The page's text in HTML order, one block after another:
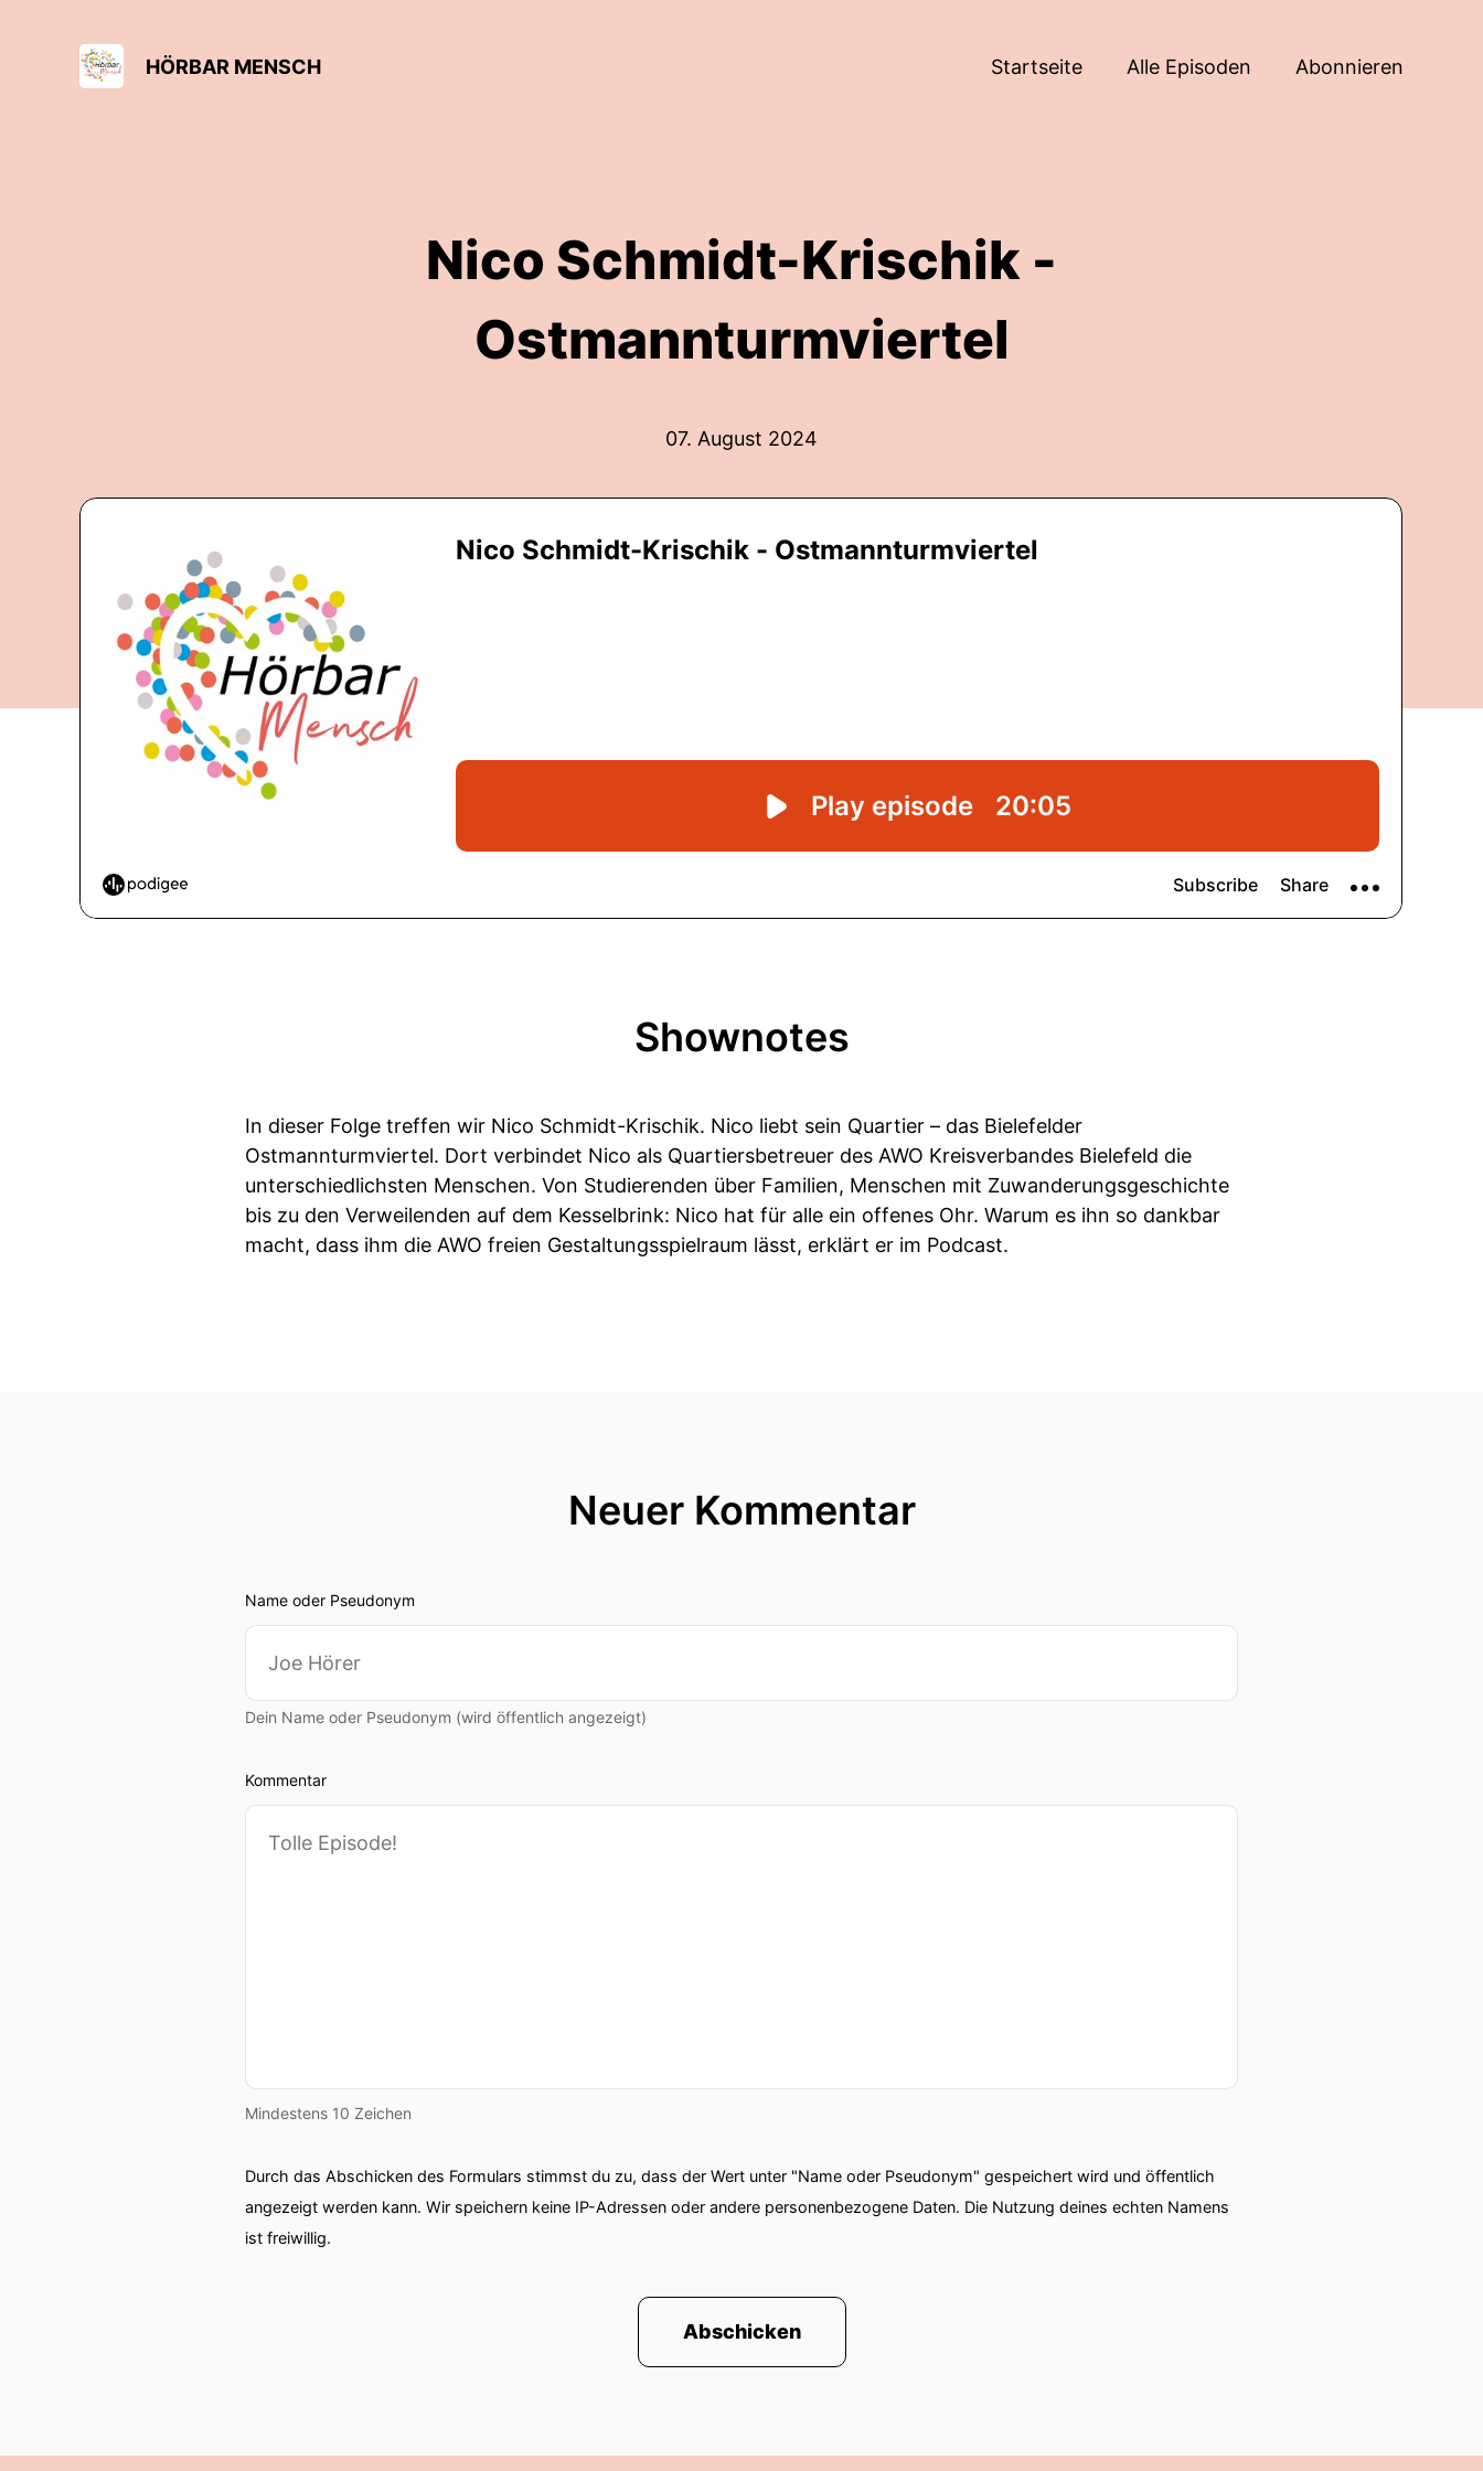
HÖRBAR MENSCH Startseite Alle Episoden Abonnieren
Nico Schmidt-Krischik -
Ostmannturmviertel
07. August 2024
Shownotes
In dieser Folge treffen wir Nico Schmidt-Krischik. Nico liebt sein Quartier – das Bielefelder
Ostmannturmviertel. Dort verbindet Nico als Quartiersbetreuer des AWO Kreisverbandes Bielefeld die
unterschiedlichsten Menschen. Von Studierenden über Familien, Menschen mit Zuwanderungsgeschichte
bis zu den Verweilenden auf dem Kesselbrink: Nico hat für alle ein offenes Ohr. Warum es ihn so dankbar
macht, dass ihm die AWO freien Gestaltungsspielraum lässt, erklärt er im Podcast.
Neuer Kommentar
Name oder Pseudonym
Dein Name oder Pseudonym (wird öffentlich angezeigt)
Kommentar
Mindestens 10 Zeichen
Durch das Abschicken des Formulars stimmst du zu, dass der Wert unter "Name oder Pseudonym" gespeichert wird und öffentlich
angezeigt werden kann. Wir speichern keine IP-Adressen oder andere personenbezogene Daten. Die Nutzung deines echten Namens
ist freiwillig.
Abschicken